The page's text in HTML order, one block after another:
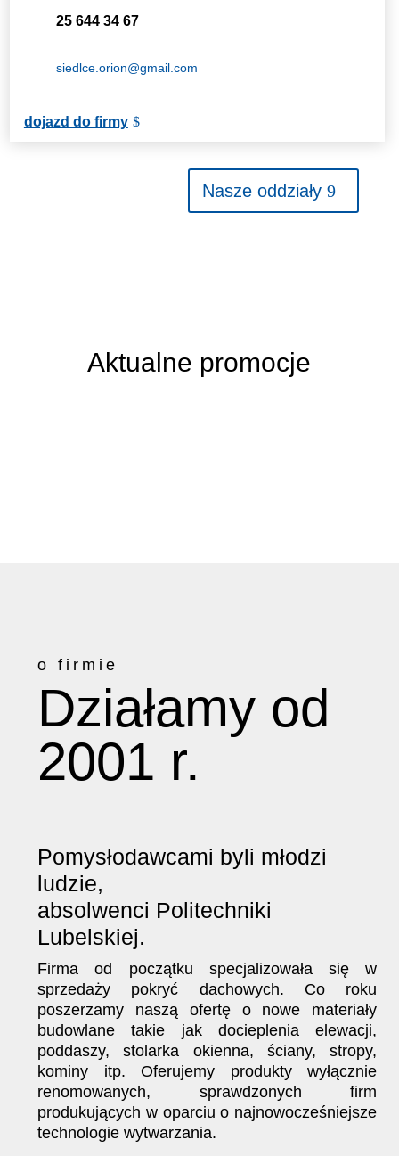
25 644 34 67
siedlce.orion@gmail.com
dojazd do firmy
Nasze oddziały
Aktualne promocje
o firmie
Działamy od
2001 r.
Pomysłodawcami byli młodzi
ludzie,
absolwenci Politechniki
Lubelskiej.
Firma od początku specjalizowała się w
sprzedaży pokryć dachowych. Co roku
poszerzamy naszą ofertę o nowe materiały
budowlane takie jak docieplenia elewacji,
poddaszy, stolarka okienna, ściany, stropy,
kominy itp. Oferujemy produkty wyłącznie
renomowanych, sprawdzonych firm
produkujących w oparciu o najnowocześniejsze
technologie wytwarzania.